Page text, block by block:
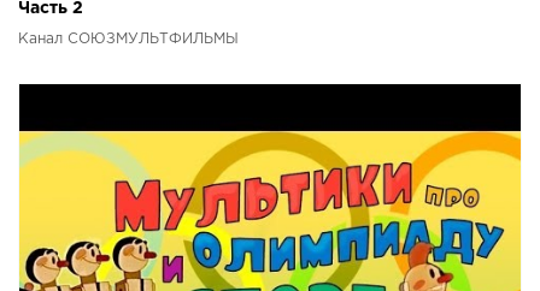
Часть 2
Канал СОЮЗМУЛЬТФИЛЬМЫ